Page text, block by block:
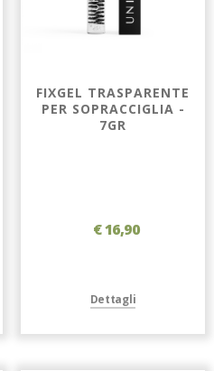
FIXGEL TRASPARENTE
PER SOPRACCIGLIA -
7GR
€ 16,90
Dettagli